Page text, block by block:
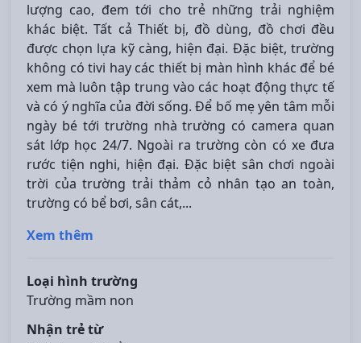
lượng cao, đem tới cho trẻ những trải nghiệm
khác biệt. Tất cả Thiết bị, đồ dùng, đồ chơi đều
được chọn lựa kỹ càng, hiện đại. Đặc biệt, trường
không có tivi hay các thiết bị màn hình khác để bé
xem mà luôn tập trung vào các hoạt động thực tế
và có ý nghĩa của đời sống. Để bố mẹ yên tâm mỗi
ngày bé tới trường nhà trường có camera quan
sát lớp học 24/7. Ngoài ra trường còn có xe đưa
rước tiện nghi, hiện đại. Đặc biệt sân chơi ngoài
trời của trường trải thảm cỏ nhân tạo an toàn,
trường có bể bơi, sân cát,...
Xem thêm
Loại hình trường
Trường mầm non
Nhận trẻ từ